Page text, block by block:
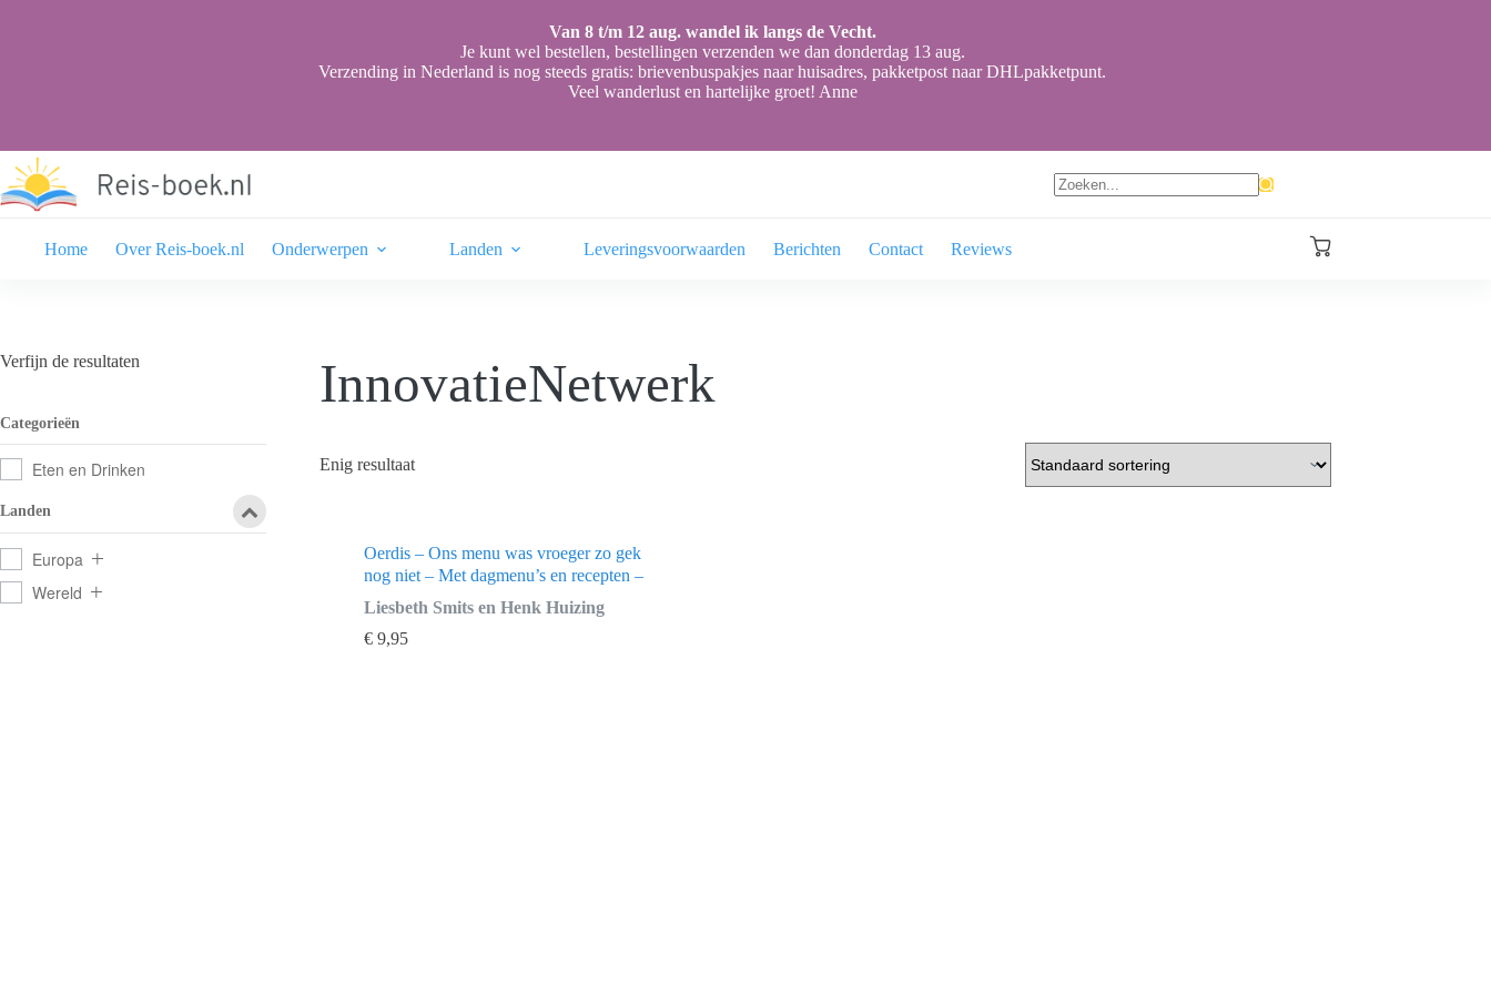
Van 8 t/m 12 aug. wandel ik langs de Vecht.
Je kunt wel bestellen, bestellingen verzenden we dan donderdag 13 aug.
Verzending in Nederland is nog steeds gratis: brievenbuspakjes naar huisadres, pakketpost naar DHLpakketpunt.
Veel wanderlust en hartelijke groet! Anne
Home
Over Reis-boek.nl Onderwerpen Landen Leveringsvoorwaarden Berichten Contact Reviews Winkelwagen
InnovatieNetwerk
Enig resultaat
Oerdis – Ons menu was vroeger zo gek
nog niet – Met dagmenu’s en recepten –
Liesbeth Smits en Henk Huizing
€ 9,95
Verfijn de resultaten
Categorieën
Eten en Drinken
Landen
Europa
Wereld